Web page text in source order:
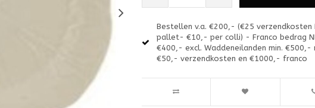
Bestellen v.a. €200,- (€25 verzendkosten
pallet- €10,- per colli) - Franco bedrag
€400,- excl. Waddeneilanden min. €500,-
€50,- verzendkosten en €1000,- franco